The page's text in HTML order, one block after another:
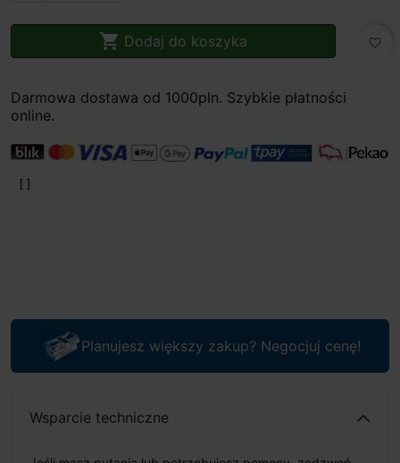
 Dodaj do koszyka favorite_border
Darmowa dostawa od 1000pln. Szybkie płatności
online.
Planujesz większy zakup? Negocjuj cenę!
Wsparcie techniczne